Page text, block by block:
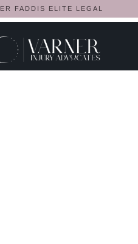
FADDIS ELITE LEGAL